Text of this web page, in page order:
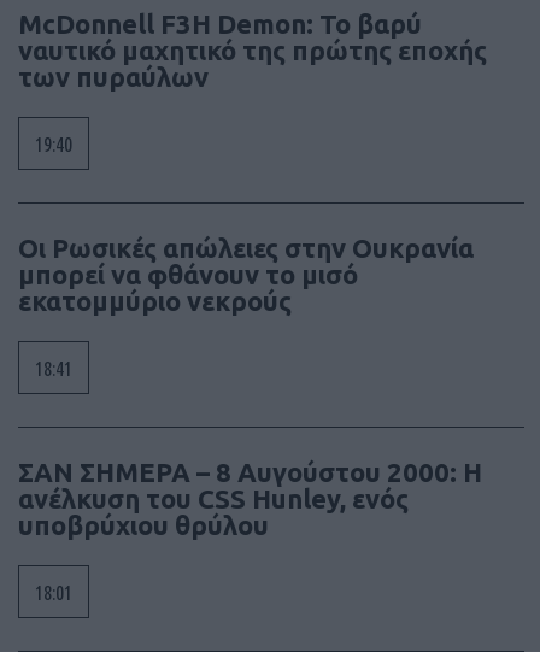
McDonnell F3H Demon: Το βαρύ
ναυτικό μαχητικό της πρώτης εποχής
των πυραύλων
19:40
Οι Ρωσικές απώλειες στην Ουκρανία
μπορεί να φθάνουν το μισό
εκατομμύριο νεκρούς
18:41
ΣΑΝ ΣΗΜΕΡΑ – 8 Αυγούστου 2000: Η
ανέλκυση του CSS Hunley, ενός
υποβρύχιου θρύλου
18:01